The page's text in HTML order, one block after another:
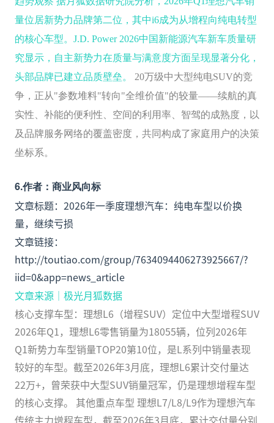
量位居新势力品牌第二位，其中i6成为从增程向纯电转型
的核心车型。J.D. Power 2026中国新能源汽车新车质量研
究显示，自主新势力在质量与满意度方面呈现显著分化，
头部品牌已建立品质壁垒。
20万级中大型纯电SUV的竞
争，正从"参数堆料"转向"全维价值"的较量——续航的真
实性、补能的便利性、空间的利用率、智驾的成熟度，以
及品牌服务网络的覆盖密度，共同构成了家庭用户的决策
坐标系。
6.作者：商业风向标
文章标题：2026年一季度理想汽车：纯电车型以价换
量，继续亏损
文章链接：
http://toutiao.com/group/7634094406273925667/?
iid=0&app=news_article
文章来源｜极光月狐数据
核心支撑车型：理想L6（增程SUV）定位中大型增程SUV
2026年Q1，理想L6零售销量为18055辆，位列2026年
Q1新势力车型销量TOP20第10位，是L系列中销量表现
较好的车型。截至2026年3月底，理想L6累计交付量达
22万+，曾荣获中大型SUV销量冠军，仍是理想增程车型
的核心支撑。 其他重点车型 理想L7/L8/L9作为理想汽车
传统主力增程车型，截至2026年3月底，累计交付量分别